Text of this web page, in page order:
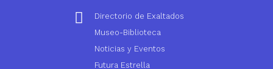
Directorio de Exaltados
Museo-Biblioteca
Noticias y Eventos
Futura Estrella